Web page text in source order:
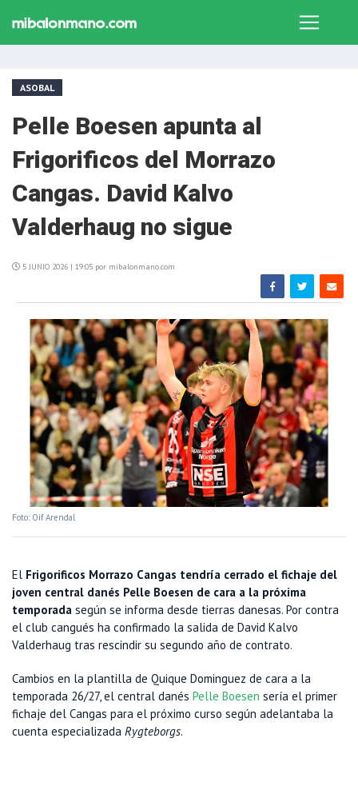
ASOBAL
Pelle Boesen apunta al
Frigorificos del Morrazo
Cangas. David Kalvo
Valderhaug no sigue
5 JUNIO 2026 | 19:05 por mibalonmano.com
Foto: Oif Arendal
El Frigorificos Morrazo Cangas tendría cerrado el fichaje del
joven central danés Pelle Boesen de cara a la próxima
temporada según se informa desde tierras danesas. Por contra
el club cangués ha confirmado la salida de David Kalvo
Valderhaug tras rescindir su segundo año de contrato.
Cambios en la plantilla de Quique Dominguez de cara a la
temporada 26/27, el central danés Pelle Boesen sería el primer
fichaje del Cangas para el próximo curso según adelantaba la
cuenta especializada Rygteborgs.